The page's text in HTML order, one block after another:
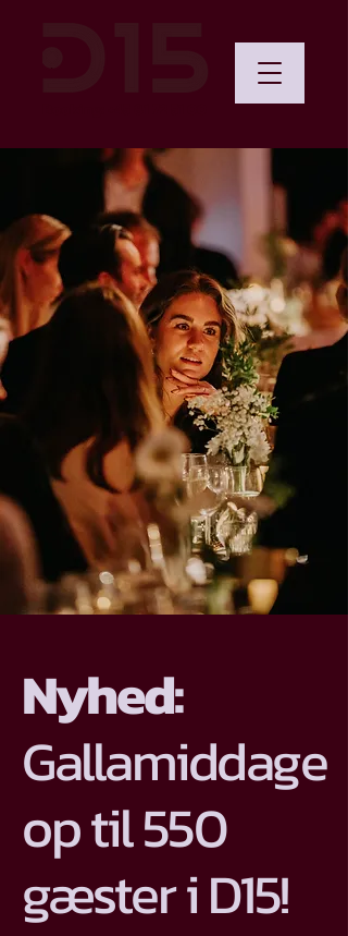
Nyhed:
Gallamiddage
op til 550
gæster i D15!